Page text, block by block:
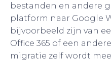
bestanden en andere
platform naar Google
bijvoorbeeld zijn van
Office 365 of een
migratie zelf wordt